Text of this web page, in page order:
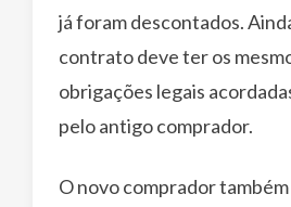
já foram descontados.
contrato deve ter os
obrigações legais
pelo antigo comprador.
O novo comprador